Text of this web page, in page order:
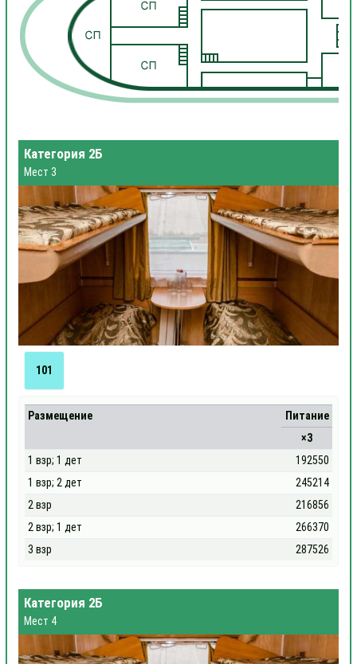
Категория 2Б
Мест 3
101
Размещение
Питание
×3
1 взр; 1 дет
192550
1 взр; 2 дет
245214
2 взр
216856
2 взр; 1 дет
266370
3 взр
287526
Категория 2Б
Мест 4